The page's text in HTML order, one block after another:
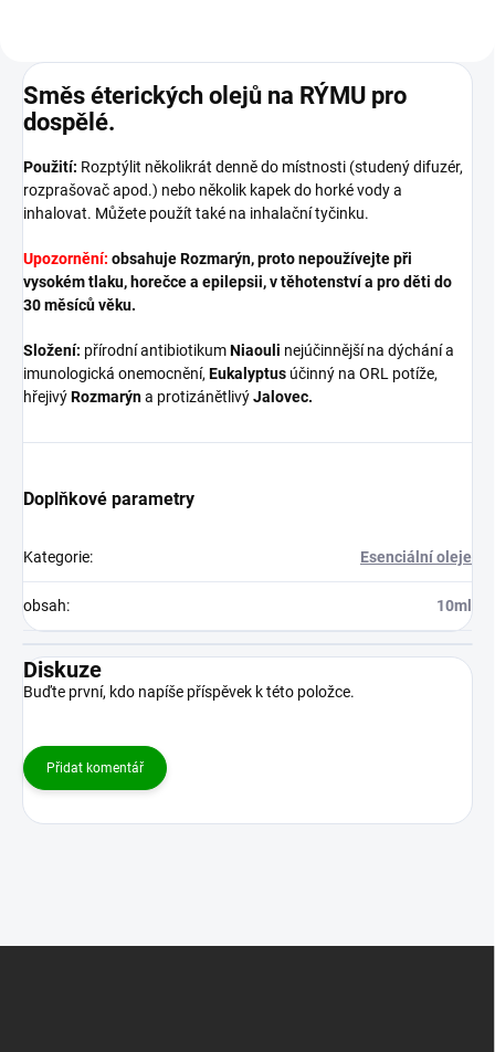
Směs éterických olejů na RÝMU pro
dospělé.
Použití: Rozptýlit několikrát denně do místnosti (studený difuzér,
rozprašovač apod.) nebo několik kapek do horké vody a
inhalovat. Můžete použít také na inhalační tyčinku.
Upozornění: obsahuje Rozmarýn, proto nepoužívejte při
vysokém tlaku, horečce a epilepsii, v těhotenství a pro děti do
30 měsíců věku.
Složení: přírodní antibiotikumNiaouli nejúčinnější na dýchání a
imunologická onemocnění, Eukalyptus účinný na ORL potíže,
hřejivýRozmarýna protizánětlivýJalovec.
Doplňkové parametry
Kategorie: Esenciální oleje
obsah: 10ml
Diskuze
Buďte první, kdo napíše příspěvek k této položce.
Přidat komentář